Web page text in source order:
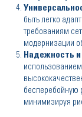
быть легко
требованиям
модернизации
Надежность
бесперебойную
минимизируя